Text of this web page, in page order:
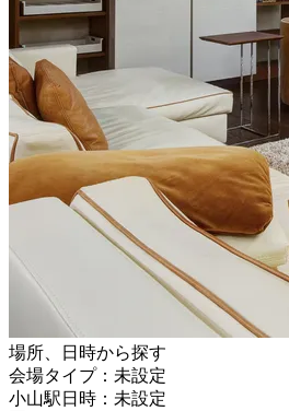
場所、日時から探す
会場タイプ：未設定
小山駅日時：未設定